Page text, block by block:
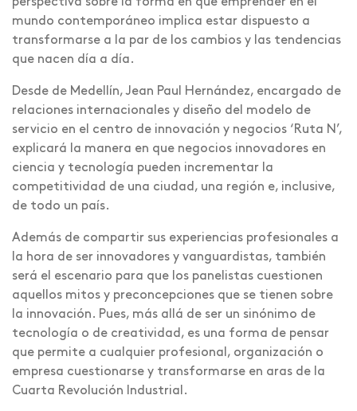
mundo contemporáneo implica estar dispuesto a
transformarse a la par de los cambios y las tendencias
que nacen día a día.
Desde de Medellín, Jean Paul Hernández, encargado de
relaciones internacionales y diseño del modelo de
servicio en el centro de innovación y negocios ‘Ruta N’,
explicará la manera en que negocios innovadores en
ciencia y tecnología pueden incrementar la
competitividad de una ciudad, una región e, inclusive,
de todo un país.
Además de compartir sus experiencias profesionales a
la hora de ser innovadores y vanguardistas, también
será el escenario para que los panelistas cuestionen
aquellos mitos y preconcepciones que se tienen sobre
la innovación. Pues, más allá de ser un sinónimo de
tecnología o de creatividad, es una forma de pensar
que permite a cualquier profesional, organización o
empresa cuestionarse y transformarse en aras de la
Cuarta Revolución Industrial.